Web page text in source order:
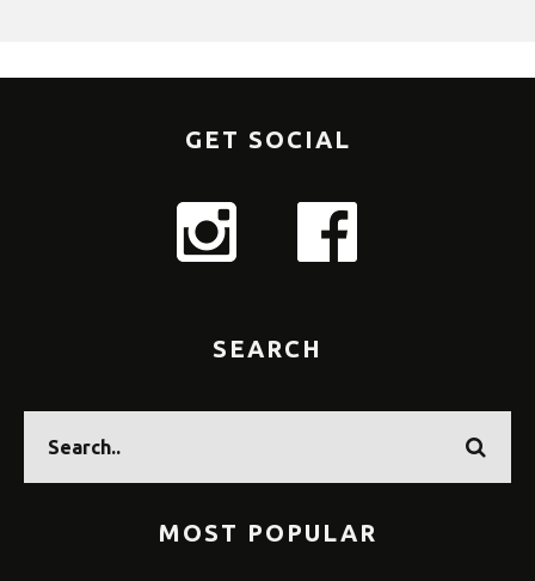
GET SOCIAL
SEARCH
MOST POPULAR